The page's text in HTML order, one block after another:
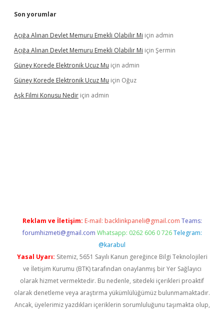
Son yorumlar
Açığa Alınan Devlet Memuru Emekli Olabilir Mi için admin
Açığa Alınan Devlet Memuru Emekli Olabilir Mi için Şermin
Güney Korede Elektronik Ucuz Mu için admin
Güney Korede Elektronik Ucuz Mu için Oğuz
Aşk Filmi Konusu Nedir için admin
Reklam ve İletişim: E-mail: backlinkpaneli@gmail.com Teams:
forumhizmeti@gmail.com Whatsapp: 0262 606 0 726 Telegram:
@karabul
Yasal Uyarı: Sitemiz, 5651 Sayılı Kanun gereğince Bilgi Teknolojileri
ve İletişim Kurumu (BTK) tarafından onaylanmış bir Yer Sağlayıcı
olarak hizmet vermektedir. Bu nedenle, sitedeki içerikleri proaktif
olarak denetleme veya araştırma yükümlülüğümüz bulunmamaktadır.
Ancak, üyelerimiz yazdıkları içeriklerin sorumluluğunu taşımakta olup,